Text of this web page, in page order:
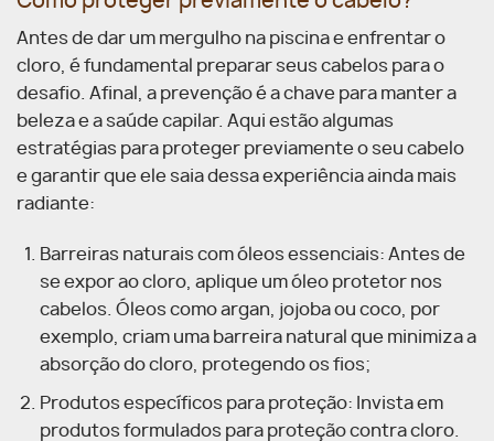
Antes de dar um mergulho na piscina e enfrentar o
cloro, é fundamental preparar seus cabelos para o
desafio. Afinal, a prevenção é a chave para manter a
beleza e a saúde capilar. Aqui estão algumas
estratégias para proteger previamente o seu cabelo
e garantir que ele saia dessa experiência ainda mais
radiante:
Barreiras naturais com óleos essenciais: Antes de
se expor ao cloro, aplique um óleo protetor nos
cabelos. Óleos como argan, jojoba ou coco, por
exemplo, criam uma barreira natural que minimiza a
absorção do cloro, protegendo os fios;
Produtos específicos para proteção: Invista em
produtos formulados para proteção contra cloro.